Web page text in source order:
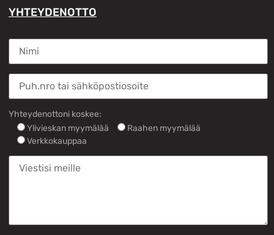
YHTEYDENOTTO
Yhteydenottoni koskee:
Ylivieskan myymälää
Raahen myymälää
Verkkokauppaa